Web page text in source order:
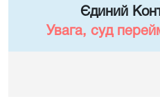
Єдиний
Увага, суд